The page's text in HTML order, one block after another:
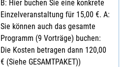
B: Hier buchen Sie eine konkrete
Einzelveranstaltung für 15,00 €. A:
Sie können auch das gesamte
Programm (9 Vorträge) buchen:
Die Kosten betragen dann 120,00
€ (Siehe GESAMTPAKET))